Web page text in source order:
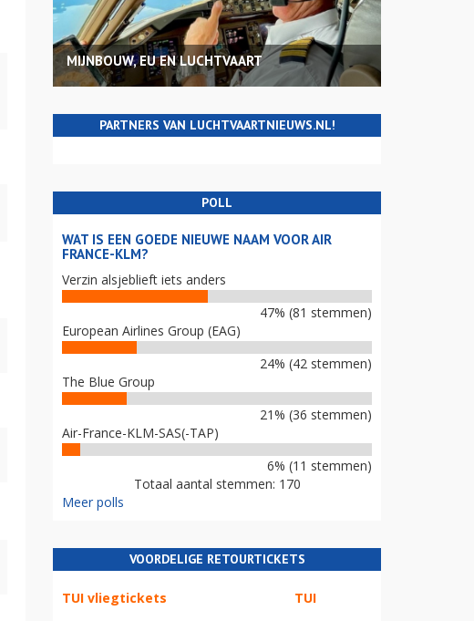
MIJNBOUW, EU EN LUCHTVAART
PARTNERS VAN LUCHTVAARTNIEUWS.NL!
POLL
WAT IS EEN GOEDE NIEUWE NAAM VOOR AIR
FRANCE-KLM?
Verzin alsjeblieft iets anders
47% (81 stemmen)
European Airlines Group (EAG)
24% (42 stemmen)
The Blue Group
21% (36 stemmen)
Air-France-KLM-SAS(-TAP)
6% (11 stemmen)
Totaal aantal stemmen: 170
Meer polls
VOORDELIGE RETOURTICKETS
TUI vliegtickets TUI